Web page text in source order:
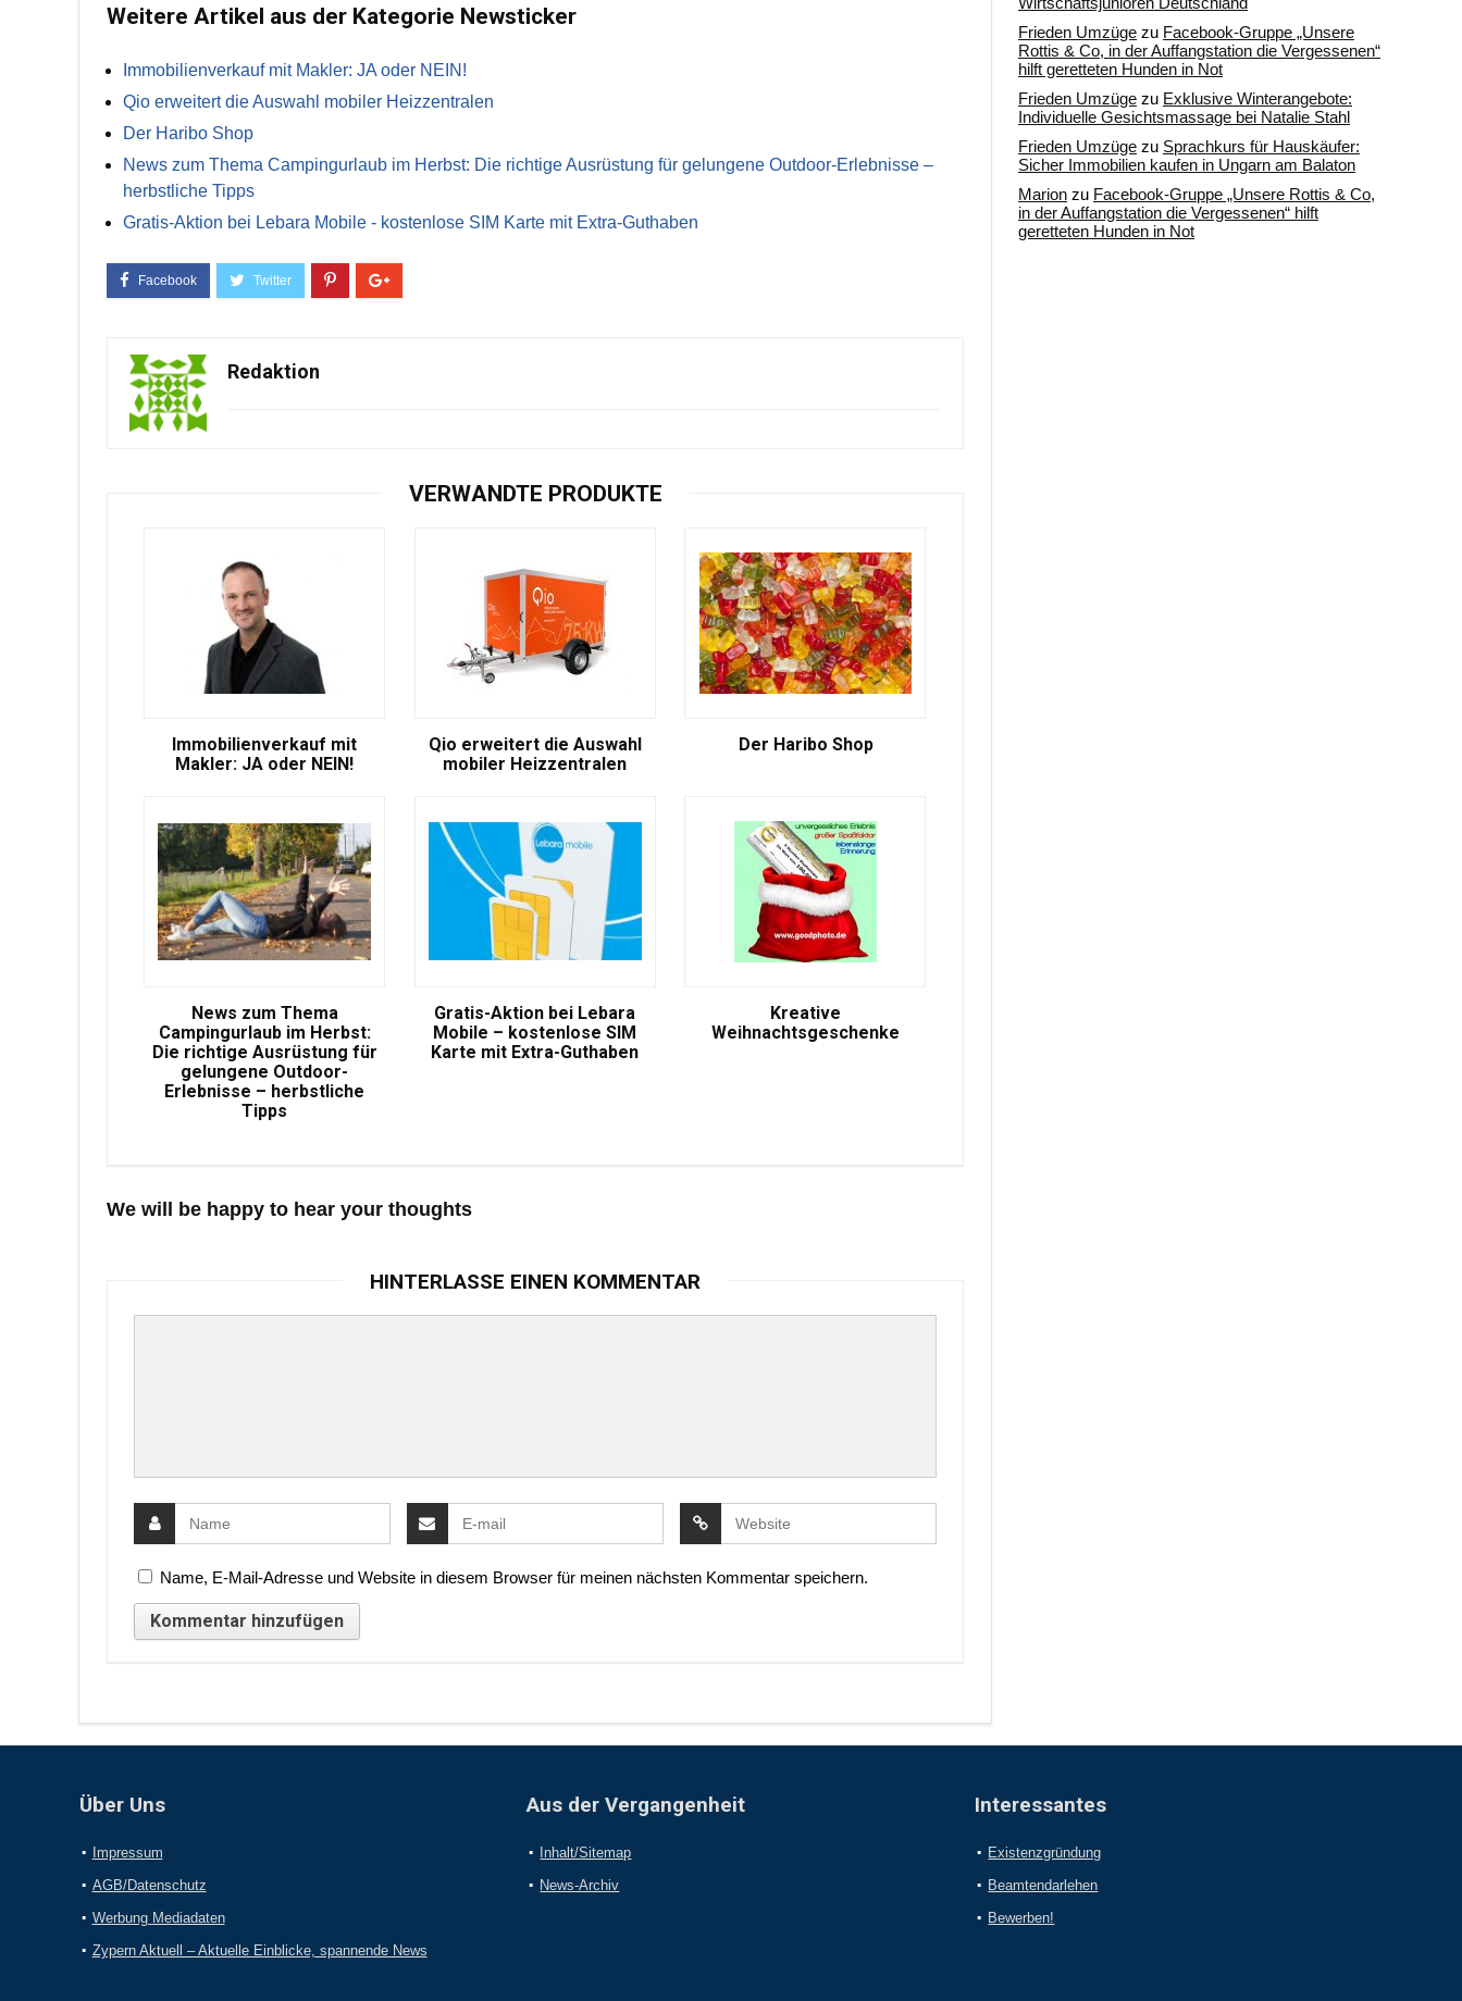
Weitere Artikel aus der Kategorie Newsticker
Immobilienverkauf mit Makler: JA oder NEIN!
Qio erweitert die Auswahl mobiler Heizzentralen
Der Haribo Shop
News zum Thema Campingurlaub im Herbst: Die richtige Ausrüstung für gelungene Outdoor-Erlebnisse –
herbstliche Tipps
Gratis-Aktion bei Lebara Mobile - kostenlose SIM Karte mit Extra-Guthaben
Redaktion
VERWANDTE PRODUKTE
Immobilienverkauf mit
Makler: JA oder NEIN!
Qio erweitert die Auswahl
mobiler Heizzentralen
Der Haribo Shop
News zum Thema
Campingurlaub im Herbst:
Die richtige Ausrüstung für
gelungene Outdoor-
Erlebnisse – herbstliche
Tipps
Gratis-Aktion bei Lebara
Mobile – kostenlose SIM
Karte mit Extra-Guthaben
Kreative
Weihnachtsgeschenke
We will be happy to hear your thoughts
HINTERLASSE EINEN KOMMENTAR
Name, E-Mail-Adresse und Website in diesem Browser für meinen nächsten Kommentar speichern.
Frieden Umzüge zu Facebook-Gruppe „Unsere
Rottis & Co, in der Auffangstation die Vergessenen“
hilft geretteten Hunden in Not
Frieden Umzüge zu Exklusive Winterangebote:
Individuelle Gesichtsmassage bei Natalie Stahl
Frieden Umzüge zu Sprachkurs für Hauskäufer:
Sicher Immobilien kaufen in Ungarn am Balaton
Marion zu Facebook-Gruppe „Unsere Rottis & Co,
in der Auffangstation die Vergessenen“ hilft
geretteten Hunden in Not
Über Uns
Impressum
AGB/Datenschutz
Werbung Mediadaten
Zypern Aktuell – Aktuelle Einblicke, spannende News
Aus der Vergangenheit
Inhalt/Sitemap
News-Archiv
Interessantes
Existenzgründung
Beamtendarlehen
Bewerben!